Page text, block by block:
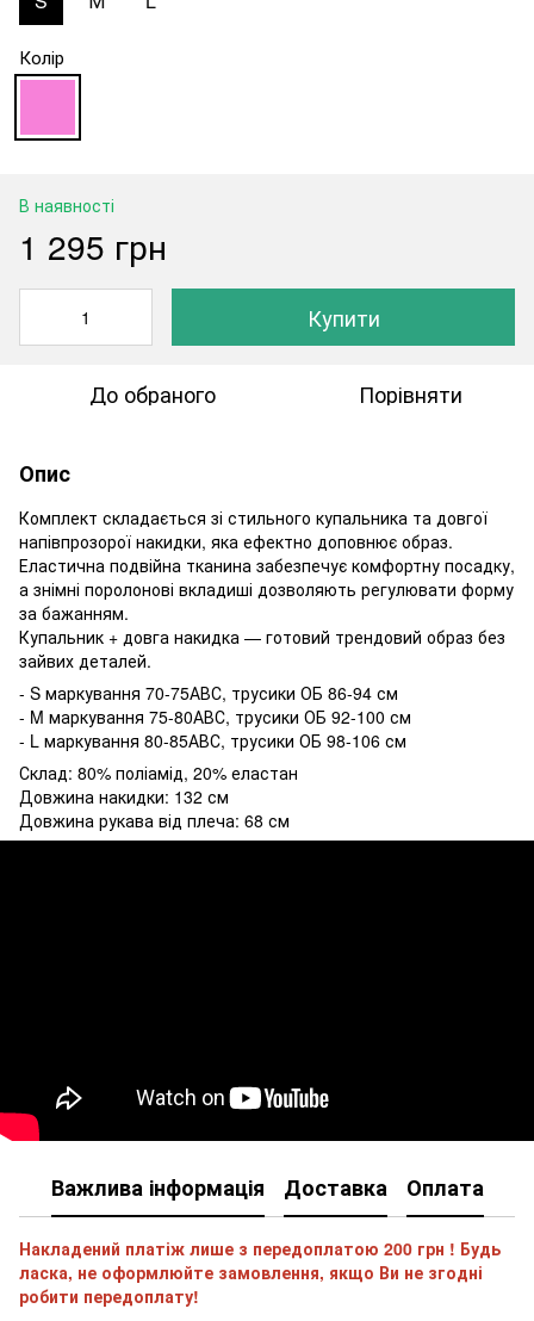
Колір
В наявності
1 295 грн
Купити
До обраного Порівняти
Опис
Комплект складається зі стильного купальника та довгої
напівпрозорої накидки, яка ефектно доповнює образ.
Еластична подвійна тканина забезпечує комфортну посадку,
а знімні поролонові вкладиші дозволяють регулювати форму
за бажанням.
Купальник + довга накидка — готовий трендовий образ без
зайвих деталей.
- S маркування 70-75АВС, трусики ОБ 86-94 см
- M маркування 75-80АВС, трусики ОБ 92-100 см
- L маркування 80-85АВС, трусики ОБ 98-106 см
Склад: 80% поліамід, 20% еластан
Довжина накидки: 132 см
Довжина рукава від плеча: 68 см
Важлива інформація Доставка Оплата
Накладений платіж лише з передоплатою 200 грн ! Будь
ласка, не оформлюйте замовлення, якщо Ви не згодні
робити передоплату!